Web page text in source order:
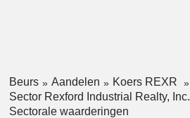
Beurs Aandelen
Koers REXR
Sector Rexford Industrial Realty, Inc.
Sectorale waarderingen